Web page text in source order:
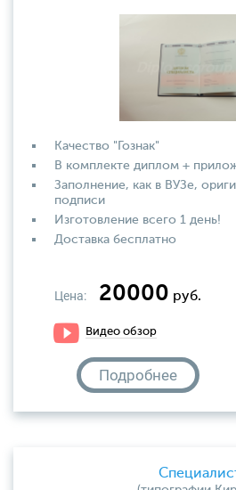
Качество "Гознак"
В комплекте диплом +
Заполнение, как в ВУЗе,
подписи
Изготовление всего 1 день!
Доставка бесплатно
Цена: 20000 руб.
Видео обзор
Подробнее